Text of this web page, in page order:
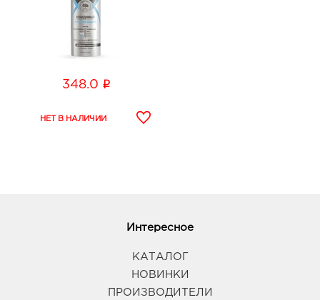
348.0 i
Интересное
КАТАЛОГ
НОВИНКИ
ПРОИЗВОДИТЕЛИ